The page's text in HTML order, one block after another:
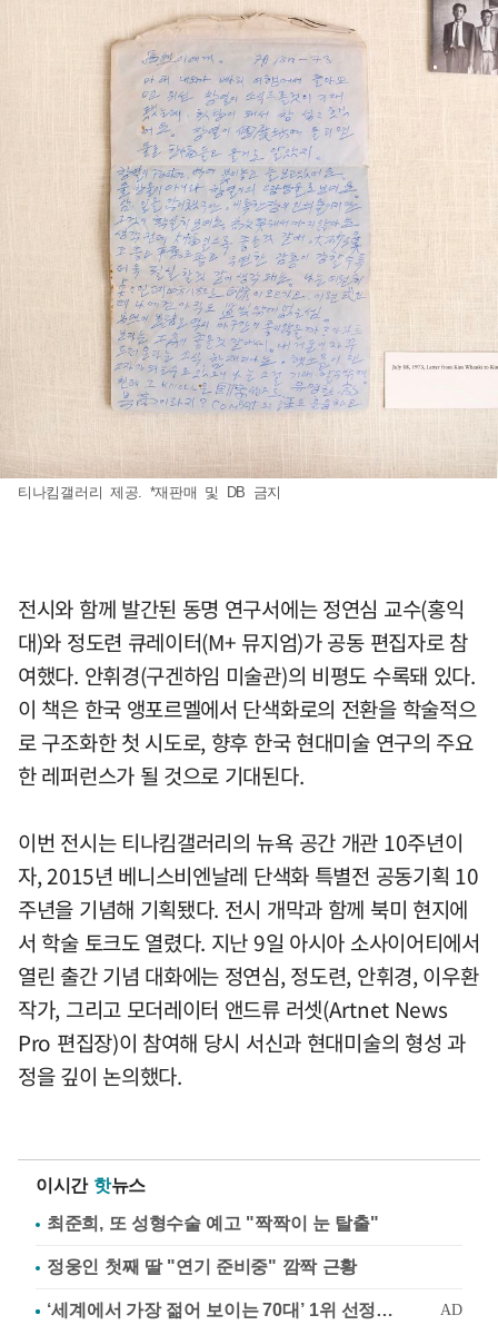
티나킴갤러리 제공. *재판매 및 DB 금지
전시와 함께 발간된 동명 연구서에는 정연심 교수(홍익
대)와 정도련 큐레이터(M+ 뮤지엄)가 공동 편집자로 참
여했다. 안휘경(구겐하임 미술관)의 비평도 수록돼 있다.
이 책은 한국 앵포르멜에서 단색화로의 전환을 학술적으
로 구조화한 첫 시도로, 향후 한국 현대미술 연구의 주요
한 레퍼런스가 될 것으로 기대된다.
이번 전시는 티나킴갤러리의 뉴욕 공간 개관 10주년이
자, 2015년 베니스비엔날레 단색화 특별전 공동기획 10
주년을 기념해 기획됐다. 전시 개막과 함께 북미 현지에
서 학술 토크도 열렸다. 지난 9일 아시아 소사이어티에서
열린 출간 기념 대화에는 정연심, 정도련, 안휘경, 이우환
작가, 그리고 모더레이터 앤드류 러셋(Artnet News
Pro 편집장)이 참여해 당시 서신과 현대미술의 형성 과
정을 깊이 논의했다.
이시간 핫뉴스
최준희, 또 성형수술 예고 "짝짝이 눈 탈출"
정웅인 첫째 딸 "연기 준비중" 깜짝 근황